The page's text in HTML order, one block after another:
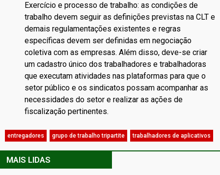
Exercício e processo de trabalho: as condições de
trabalho devem seguir as definições previstas na CLT e
demais regulamentações existentes e regras
específicas devem ser definidas em negociação
coletiva com as empresas. Além disso, deve-se criar
um cadastro único dos trabalhadores e trabalhadoras
que executam atividades nas plataformas para que o
setor público e os sindicatos possam acompanhar as
necessidades do setor e realizar as ações de
fiscalização pertinentes.
entregadores grupo de trabalho tripartite trabalhadores de aplicativos
MAIS LIDAS